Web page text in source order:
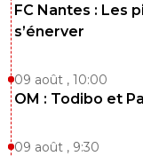
FC Nantes : Les
s’énerver
09 août , 10:00
OM : Todibo et
09 août , 9:30